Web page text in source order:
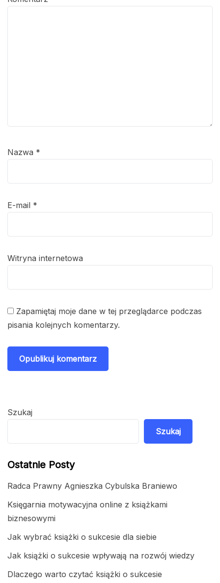
Nazwa *
E-mail *
Witryna internetowa
Zapamiętaj moje dane w tej przeglądarce podczas
pisania kolejnych komentarzy.
Szukaj
Szukaj
Ostatnie Posty
Radca Prawny Agnieszka Cybulska Braniewo
Księgarnia motywacyjna online z książkami
biznesowymi
Jak wybrać książki o sukcesie dla siebie
Jak książki o sukcesie wpływają na rozwój wiedzy
Dlaczego warto czytać książki o sukcesie